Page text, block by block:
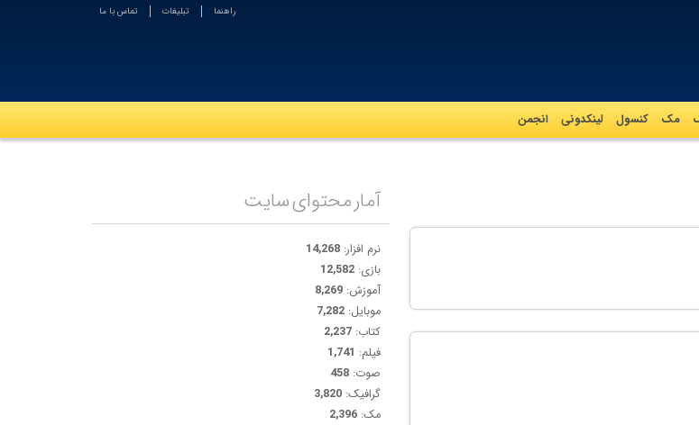
راهنما تبلیغات تماس با ما
مک کنسول لینکدونی انجمن
آمار محتوای سایت
نرم افزار: 14,268
بازی: 12,582
آموزش: 8,269
موبایل: 7,282
کتاب: 2,237
فیلم: 1,741
صوت: 458
گرافیک: 3,820
مک: 2,396